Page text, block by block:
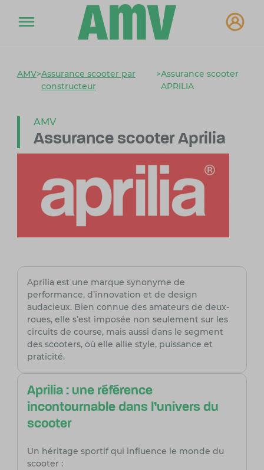
AMV>Assurance scooter par
constructeur
>Assurance scooter
APRILIA
AMV
Assurance scooter Aprilia
Aprilia est une marque synonyme de
performance, d’innovation et de design
audacieux. Bien connue des amateurs de deux-
roues, elle s’est imposée non seulement sur les
circuits de course, mais aussi dans le segment
des scooters, où elle allie style, puissance et
praticité.
Aprilia : une référence
incontournable dans l’univers du
scooter
Un héritage sportif qui influence le monde du
scooter :